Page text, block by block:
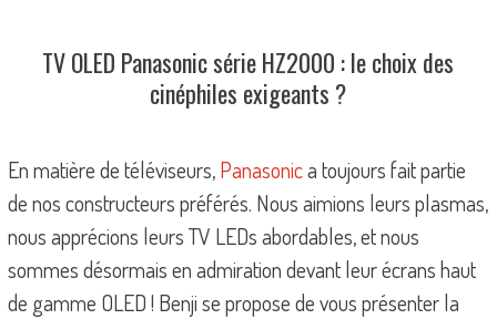
TV OLED Panasonic série HZ2000 : le choix des
cinéphiles exigeants ?
En matière de téléviseurs,Panasonica toujours fait partie
de nos constructeurs préférés. Nous aimions leurs plasmas,
nous apprécions leurs TV LEDs abordables, et nous
sommes désormais en admiration devant leur écrans haut
de gamme OLED ! Benji se propose de vous présenter la